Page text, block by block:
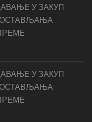
У ЗАКУП
У ЗАКУП